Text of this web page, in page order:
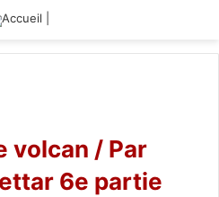
volcan / Par
6e partie